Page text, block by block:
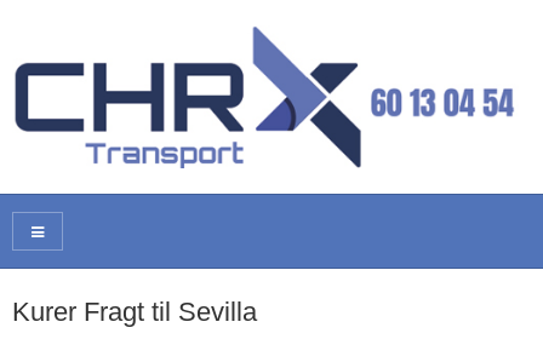
Kurer Fragt til Sevilla